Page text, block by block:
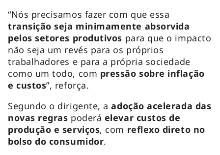
“Nós precisamos fazer com que essa
transição seja minimamente absorvida
pelos setores produtivos para que o impacto
não seja um revés para os próprios
trabalhadores e para a própria sociedade
como um todo, com pressão sobre inflação
e custos”, reforça.
Segundo o dirigente, aadoção acelerada das
novas regras poderá elevar custos de
produção e serviços, com reflexo direto no
bolso do consumidor.